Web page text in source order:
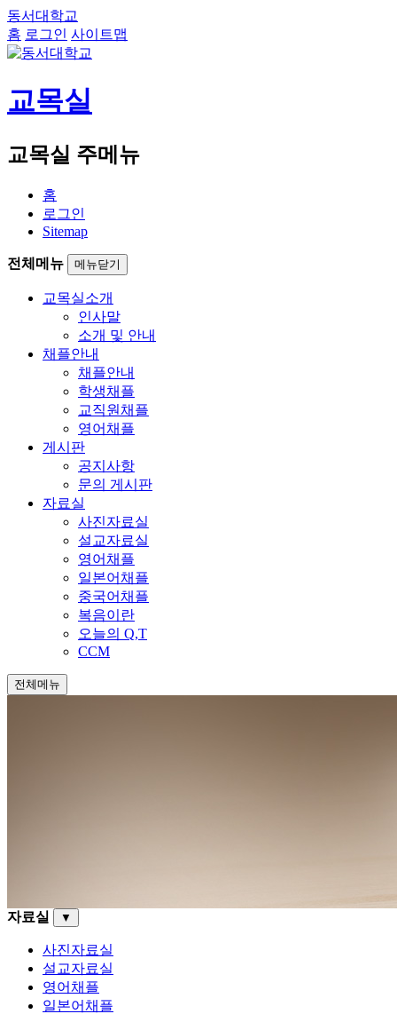
동서대학교
홈 로그인 사이트맵
교목실
교목실 주메뉴
홈
로그인
Sitemap
전체메뉴 메뉴닫기
교목실소개
인사말
소개 및 안내
채플안내
채플안내
학생채플
교직원채플
영어채플
게시판
공지사항
문의 게시판
자료실
사진자료실
설교자료실
영어채플
일본어채플
중국어채플
복음이란
오늘의 Q,T
CCM
전체메뉴
자료실 ▼
사진자료실
설교자료실
영어채플
일본어채플